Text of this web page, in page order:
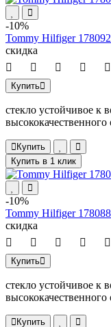
-10%
Tommy Hilfiger
скидка
Купить
стекло устойчивое к
Купить
Купить в 1 клик
-10%
Tommy Hilfiger
скидка
Купить
стекло устойчивое к
Купить